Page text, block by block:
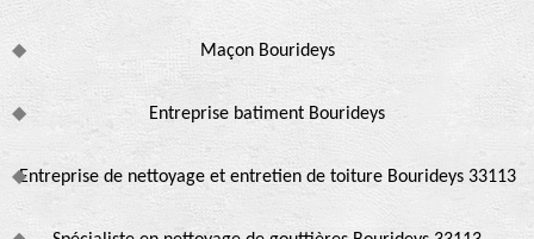
Maçon Bourideys
Entreprise batiment Bourideys
Entreprise de nettoyage et entretien de toiture Bourideys 33113